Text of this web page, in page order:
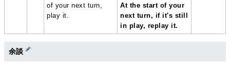
of your next turn,
play it.
At the start of your
next turn, if it's still
in play, replay it.
余談